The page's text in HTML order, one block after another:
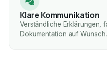
Klare Kommunikation
Verständliche Erklärungen,
Dokumentation auf Wunsch.